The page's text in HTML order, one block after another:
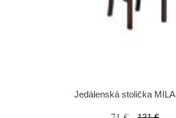
Jedálenská stolička